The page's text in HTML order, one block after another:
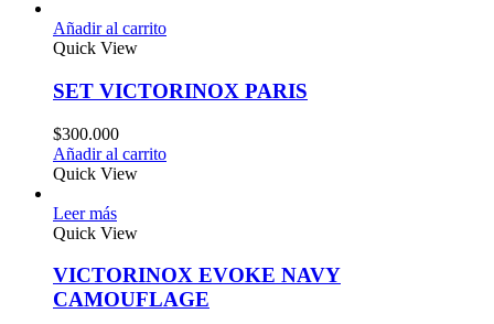
Añadir al carrito
Quick View
SET VICTORINOX PARIS
$300.000
Añadir al carrito
Quick View
Leer más
Quick View
VICTORINOX EVOKE NAVY
CAMOUFLAGE